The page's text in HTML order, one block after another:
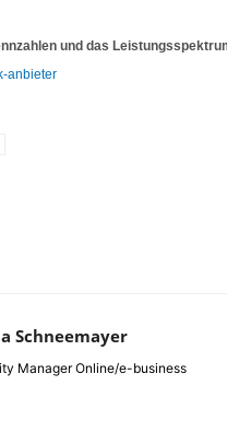
und das
anbieter
Schneemayer
Manager Online/e-business